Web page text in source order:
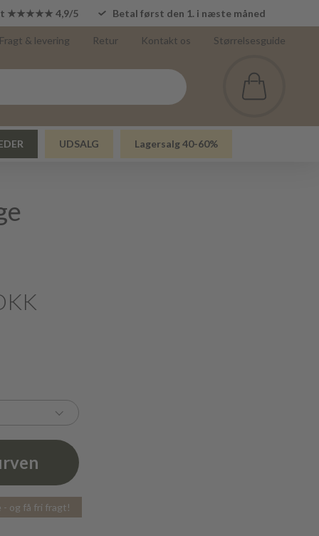
★★★★★ 4,9/5 Betal først den 1. i næste måned
Fragt & levering Retur Kontakt os Størrelsesguide
UDSALG Lagersalg 40-60%
- og få fri fragt!